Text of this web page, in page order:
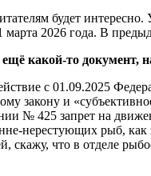
будет интересно.
марта 2026 года. В
ещё какой-то
с 01.09.2025
закону и
№ 425 запрет на
нерестующих рыб,
скажу, что в отделе